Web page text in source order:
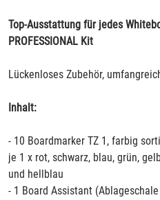
Top-Ausstattung für jedes
PROFESSIONAL Kit
Lückenloses Zubehör,
Inhalt:
- 10 Boardmarker TZ 1, farbig
je 1 x rot, schwarz, blau, grün,
und hellblau
- 1 Board Assistant